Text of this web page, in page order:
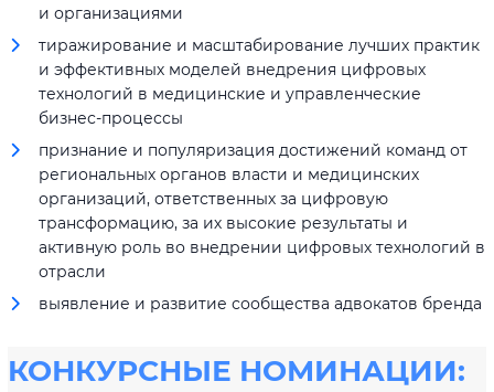
и организациями
тиражирование и масштабирование лучших практик
и эффективных моделей внедрения цифровых
технологий в медицинские и управленческие
бизнес-процессы
признание и популяризация достижений команд от
региональных органов власти и медицинских
организаций, ответственных за цифровую
трансформацию, за их высокие результаты и
активную роль во внедрении цифровых технологий в
отрасли
выявление и развитие сообщества адвокатов бренда
КОНКУРСНЫЕ НОМИНАЦИИ: